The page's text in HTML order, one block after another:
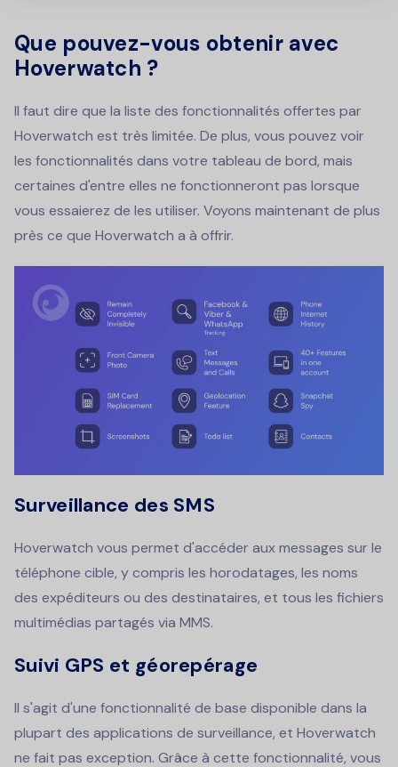
Que pouvez-vous obtenir avec
Hoverwatch ?
Il faut dire que la liste des fonctionnalités offertes par
Hoverwatch est très limitée. De plus, vous pouvez voir
les fonctionnalités dans votre tableau de bord, mais
certaines d'entre elles ne fonctionneront pas lorsque
vous essaierez de les utiliser. Voyons maintenant de plus
près ce que Hoverwatch a à offrir.
Surveillance des SMS
Hoverwatch vous permet d'accéder aux messages sur le
téléphone cible, y compris les horodatages, les noms
des expéditeurs ou des destinataires, et tous les fichiers
multimédias partagés via MMS.
Suivi GPS et géorepérage
Il s'agit d'une fonctionnalité de base disponible dans la
plupart des applications de surveillance, et Hoverwatch
ne fait pas exception. Grâce à cette fonctionnalité, vous